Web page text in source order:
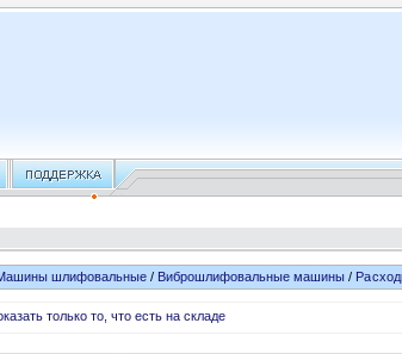
шлифовальные / Виброшлифовальные машины /
только то, что есть на складе